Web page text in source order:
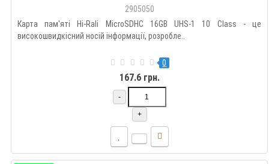
2905050
Карта пам'яті Hi-Rali MicroSDHC 16GB UHS-1 10 Class - це
високошвидкісний носій інформації, розробле..
0
167.6 грн.
-
+